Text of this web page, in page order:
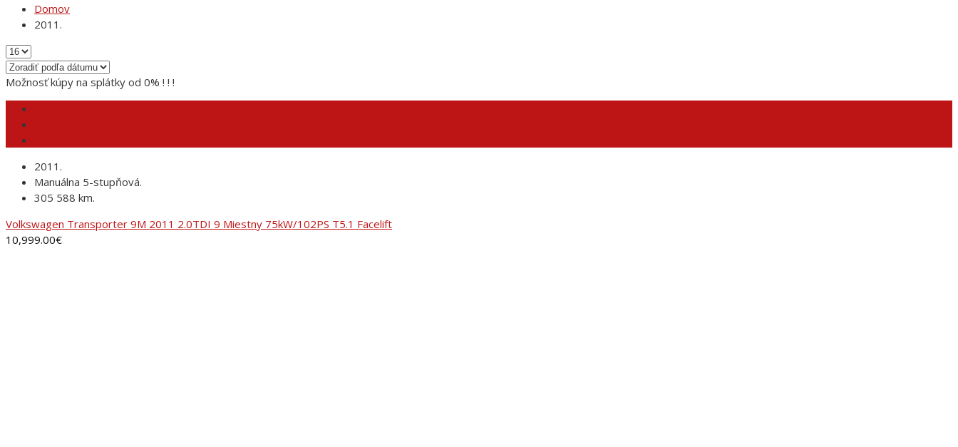
Domov
2011.
Možnosť kúpy na splátky od 0% ! ! !
2011.
Manuálna 5-stupňová.
305 588 km.
Volkswagen Transporter 9M 2011 2.0TDI 9 Miestny 75kW/102PS T5.1 Facelift
10,999.00€